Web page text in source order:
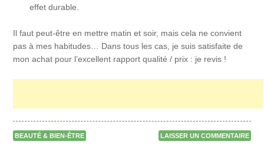
effet durable.
Il faut peut-être en mettre matin et soir, mais cela ne convient
pas à mes habitudes… Dans tous les cas, je suis satisfaite de
mon achat pour l’excellent rapport qualité / prix : je revis !
BEAUTÉ & BIEN-ÊTRE LAISSER UN COMMENTAIRE